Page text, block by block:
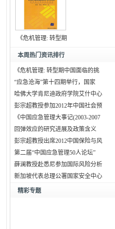
《危机管理: 转型期
中
本周热门资讯排行
《危机管理: 转型期中国面临的挑
“应急沧海”第十四期举行，国家
哈佛大学肯尼迪政府学院艾什中心
彭宗超教授参加2012年中国社会预
《中国应急管理大事记(2003-2007
回弹效应的研究进展及政策含义
彭宗超教授出席2012中国保险与风
第二届“中国应急管理50人论坛”
薛澜教授赴悉尼参加国际风险分析
新加坡代表总理公署国家安全中心
精彩专题